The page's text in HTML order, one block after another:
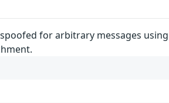
for arbitrary messages